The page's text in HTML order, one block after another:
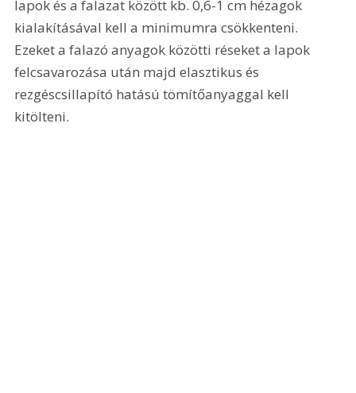
lapok és a falazat között kb. 0,6-1 cm hézagok
kialakításával kell a minimumra csökkenteni.
Ezeket a falazó anyagok közötti réseket a lapok
felcsavarozása után majd elasztikus és
rezgéscsillapító hatású tömítőanyaggal kell
kitölteni.